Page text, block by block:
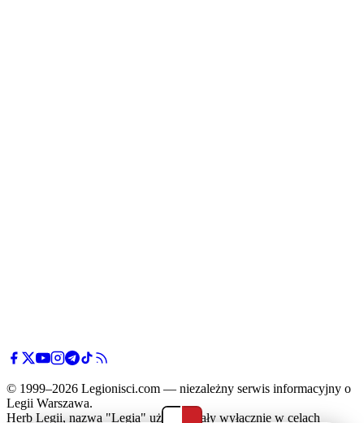
© 1999–2026 Legionisci.com — niezależny serwis informacyjny o
Legii Warszawa.
Herb Legii, nazwa "Legia" użyte zostały wyłącznie w celach